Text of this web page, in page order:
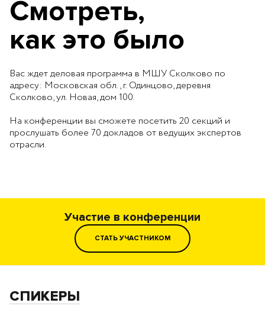
Смотреть,
как это было
Вас ждет деловая программа в МШУ Сколково по
адресу: Московская обл., г. Одинцово, деревня
Сколково, ул. Новая, дом 100.
На конференции вы сможете посетить 20 секций и
прослушать более 70 докладов от ведущих экспертов
отрасли.
Участие в конференции
СТАТЬ УЧАСТНИКОМ
СПИКЕРЫ